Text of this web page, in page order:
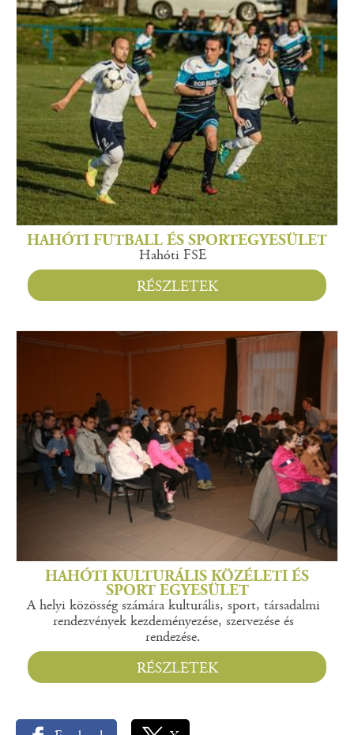
HAHÓTI FUTBALL ÉS SPORTEGYESÜLET
Hahóti FSE
RÉSZLETEK
HAHÓTI KULTURÁLIS KÖZÉLETI ÉS
SPORT EGYESÜLET
A helyi közösség számára kulturális, sport, társadalmi
rendezvények kezdeményezése, szervezése és
rendezése.
RÉSZLETEK